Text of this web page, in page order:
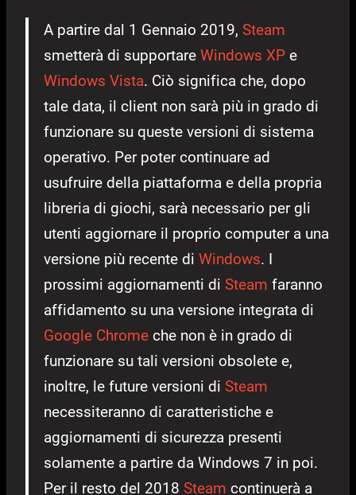
A partire dal 1 Gennaio 2019, Steam
smetterà di supportare Windows XP e
Windows Vista. Ciò significa che, dopo
tale data, il client non sarà più in grado di
funzionare su queste versioni di sistema
operativo. Per poter continuare ad
usufruire della piattaforma e della propria
libreria di giochi, sarà necessario per gli
utenti aggiornare il proprio computer a una
versione più recente di Windows. I
prossimi aggiornamenti di Steam faranno
affidamento su una versione integrata di
Google Chrome che non è in grado di
funzionare su tali versioni obsolete e,
inoltre, le future versioni di Steam
necessiteranno di caratteristiche e
aggiornamenti di sicurezza presenti
solamente a partire da Windows 7 in poi.
Per il resto del 2018 Steam continuerà a